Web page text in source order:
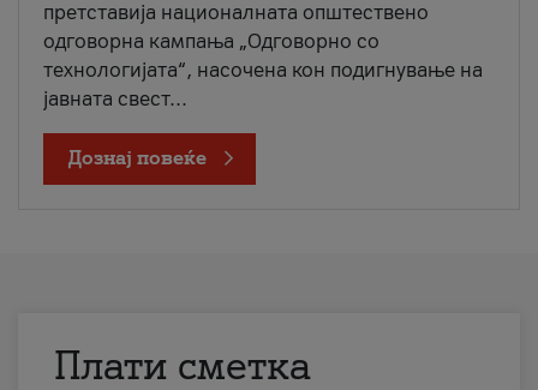
претставија националната општествено
одговорна кампања „Одговорно со
технологијата“, насочена кон подигнување на
јавната свест...
Дознај повеќе
Плати сметка